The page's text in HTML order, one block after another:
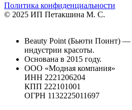
Политика конфиденциальности
© 2025 ИП Петакшина М. С.
Beauty Point (Бьюти Поинт) —
индустрии красоты.
Основана в 2015 году.
ООО «Модная компания»
ИНН 2221206204
КПП 222101001
ОГРН 1132225011697